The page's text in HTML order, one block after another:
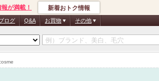
が満載！ 新着おトク情報
ログ Q&A お買物 その他
8888さん